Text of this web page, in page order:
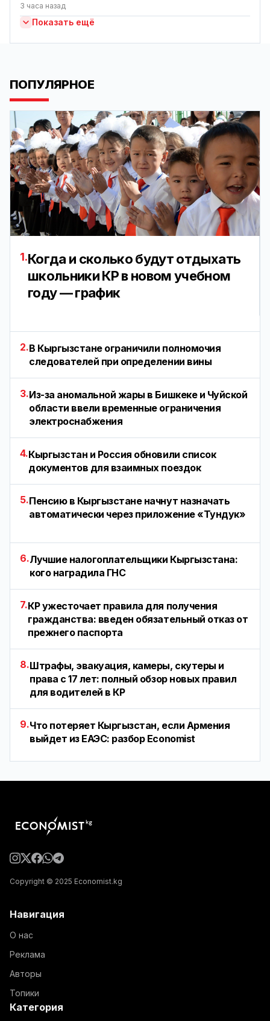
3 часа назад
Показать ещё
ПОПУЛЯРНОЕ
1.Когда и сколько будут отдыхать
школьники КР в новом учебном
году — график
2.В Кыргызстане ограничили полномочия
следователей при определении вины
3.Из-за аномальной жары в Бишкеке и Чуйской
области ввели временные ограничения
электроснабжения
4.Кыргызстан и Россия обновили список
документов для взаимных поездок
5.Пенсию в Кыргызстане начнут назначать
автоматически через приложение «Тундук»
6.Лучшие налогоплательщики Кыргызстана:
кого наградила ГНС
7.КР ужесточает правила для получения
гражданства: введен обязательный отказ от
прежнего паспорта
8.Штрафы, эвакуация, камеры, скутеры и
права с 17 лет: полный обзор новых правил
для водителей в КР
9.Что потеряет Кыргызстан, если Армения
выйдет из ЕАЭС: разбор Economist
Copyright © 2025 Economist.kg
Навигация
О нас
Реклама
Авторы
Топики
Категория